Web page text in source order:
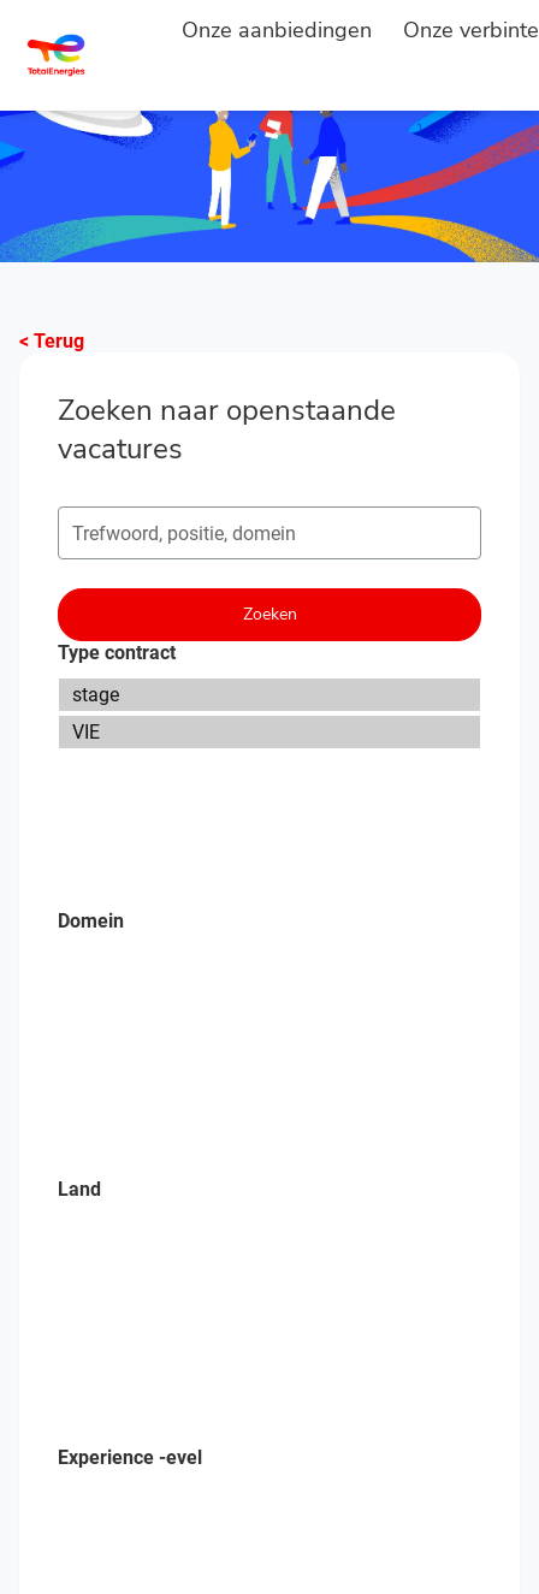
Onze aanbiedingen Onze
< Terug
Zoeken naar openstaande
vacatures
Zoeken naar open posities
Zoeken
Type contract
Domein
Land
Experience -evel